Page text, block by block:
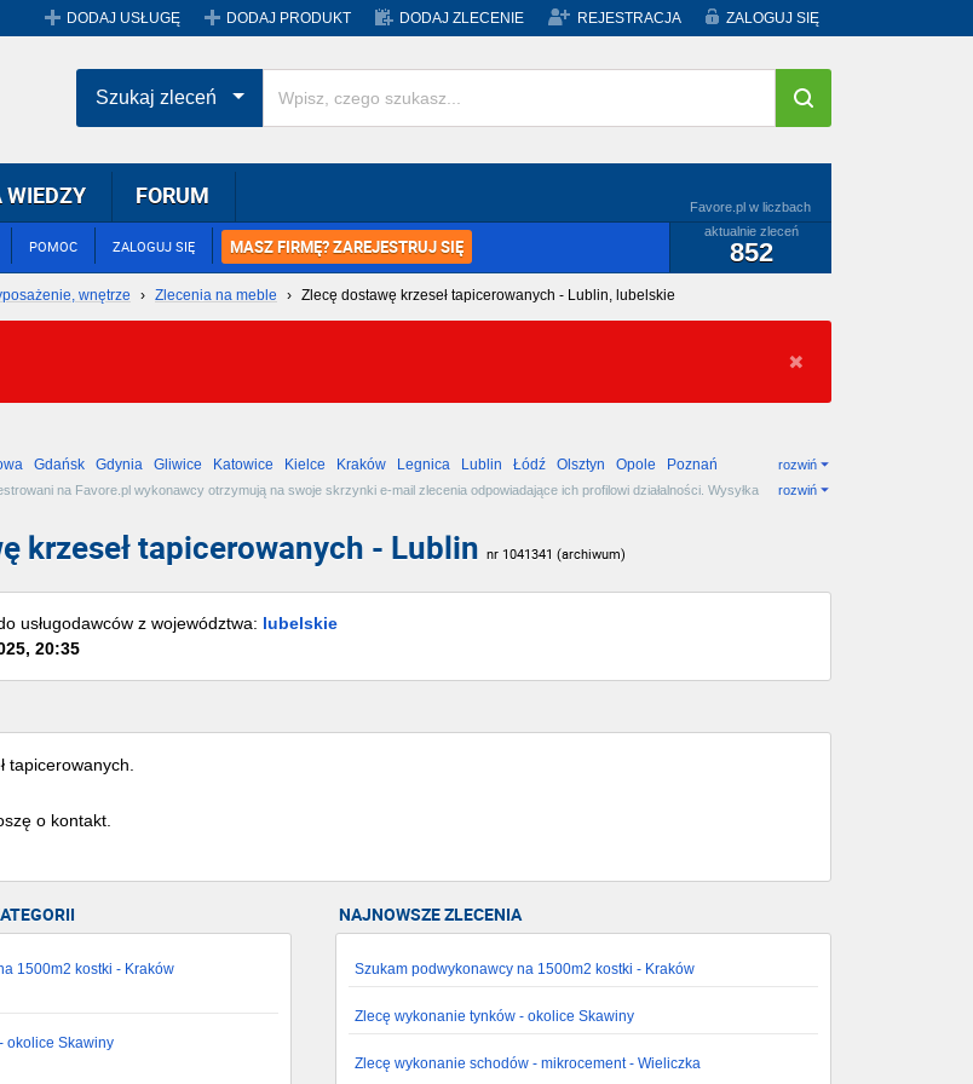
DODAJ USŁUGĘ DODAJ PRODUKT DODAJ ZLECENIE REJESTRACJA ZALOGUJ SIĘ
POMOC ZALOGUJ SIĘ MASZ FIRMĘ? ZAREJESTRUJ SIĘ
Favore.pl w liczbach
aktualnie zleceń
852
WIEDZY FORUM
Szukaj zleceń
wnętrze › Zlecenia na meble › Zlecę dostawę krzeseł tapicerowanych - Lublin, lubelskie
Gdańsk Gdynia Gliwice Katowice Kielce Kraków Legnica Lublin Łódź Olsztyn Opole
Poznań
rozwiń
na Favore.pl wykonawcy otrzymują na swoje skrzynki e-mail zlecenia odpowiadające ich profilowi działalności. Wysyłka
rozwiń
krzeseł tapicerowanych - Lublin nr 1041341 (archiwum)
usługodawców z województwa: lubelskie
20:35
tapicerowanych.
o kontakt.
1500m2 kostki - Kraków
okolice Skawiny
NAJNOWSZE ZLECENIA
Szukam podwykonawcy na 1500m2 kostki - Kraków
Zlecę wykonanie tynków - okolice Skawiny
Zlecę wykonanie schodów - mikrocement - Wieliczka